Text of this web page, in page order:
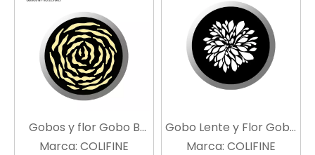
Gobos y flor Gobo B
SM50 - COLIFINE
Marca: COLIFINE
Gobo Lente y Flor Gobo
SM48 - COLIFINE
Marca: COLIFINE